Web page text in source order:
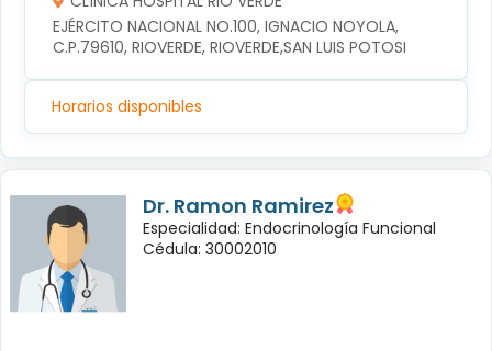
EJÉRCITO NACIONAL NO.100, IGNACIO NOYOLA,
C.P.79610, RIOVERDE, RIOVERDE,SAN LUIS POTOSI
Horarios disponibles
Dr. Ramon Ramirez
Especialidad: Endocrinología Funcional
Cédula: 30002010